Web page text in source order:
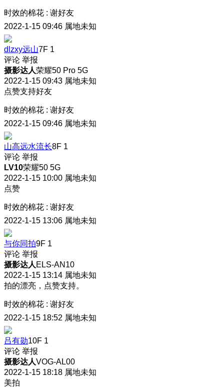
时效的棉花 : 谢好友
2022-1-15 09:46 属地未知
dlzxy远山7F 1
评论 举报
摄影达人荣耀50 Pro 5G
2022-1-15 09:43 属地未知
点赞支持好友
时效的棉花 : 谢好友
2022-1-15 09:46 属地未知
山高远水流长8F 1
评论 举报
LV10荣耀50 5G
2022-1-15 10:00 属地未知
点赞
时效的棉花 : 谢好友
2022-1-15 13:06 属地未知
与你同拍9F 1
评论 举报
摄影达人 ELS-AN10
2022-1-15 13:14 属地未知
拍的漂亮，点赞支持。
时效的棉花 : 谢好友
2022-1-15 18:52 属地未知
吕有勋10F 1
评论 举报
摄影达人VOG-AL00
2022-1-15 18:18 属地未知
美拍